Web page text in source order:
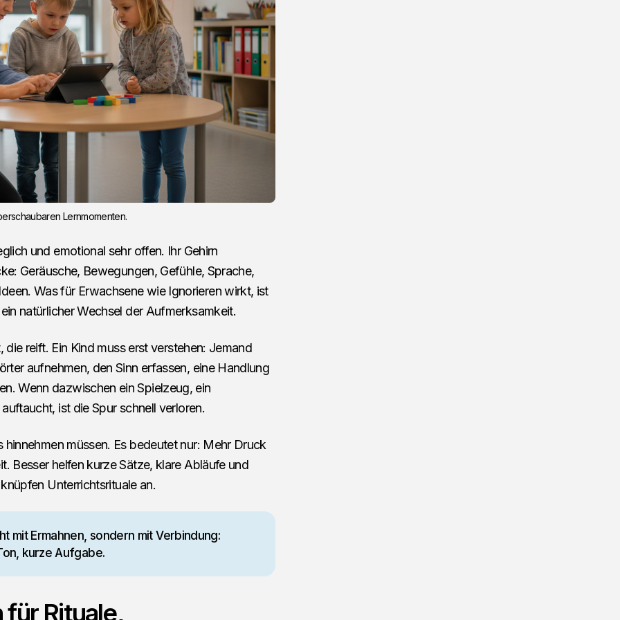
Lernmomenten.
und emotional sehr offen. Ihr Gehirn
Geräusche, Bewegungen, Gefühle, Sprache,
Was für Erwachsene wie Ignorieren wirkt, ist
natürlicher Wechsel der Aufmerksamkeit.
reift. Ein Kind muss erst verstehen: Jemand
aufnehmen, den Sinn erfassen, eine Handlung
Wenn dazwischen ein Spielzeug, ein
ist die Spur schnell verloren.
müssen. Es bedeutet nur: Mehr Druck
Besser helfen kurze Sätze, klare Abläufe und
Unterrichtsrituale an.
mit Ermahnen, sondern mit Verbindung:
kurze Aufgabe.
Rituale,